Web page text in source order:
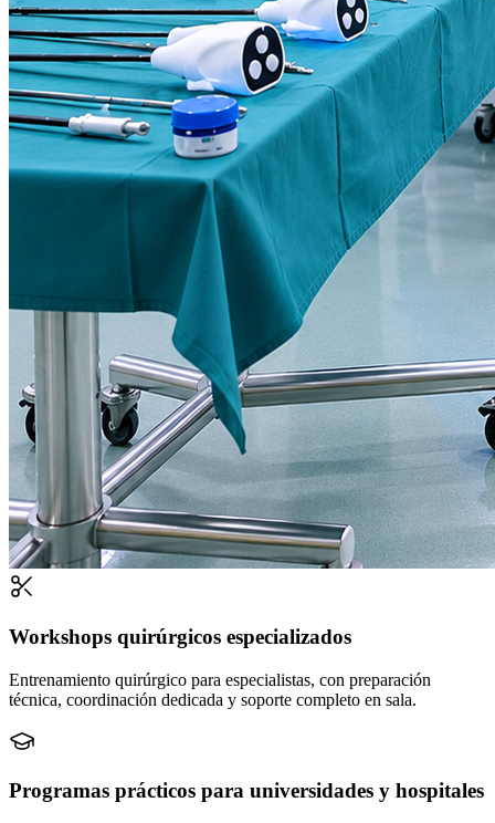
Workshops quirúrgicos especializados
Entrenamiento quirúrgico para especialistas, con preparación
técnica, coordinación dedicada y soporte completo en sala.
Programas prácticos para universidades y hospitales